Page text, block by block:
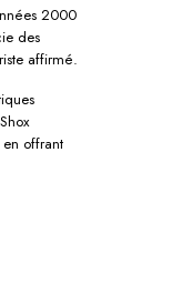
2000
des
affirmé.
offrant